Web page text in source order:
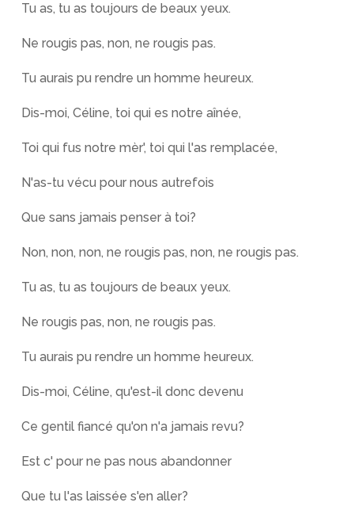
Tu as, tu as toujours de beaux yeux.
Ne rougis pas, non, ne rougis pas.
Tu aurais pu rendre un homme heureux.
Dis-moi, Céline, toi qui es notre aînée,
Toi qui fus notre mèr', toi qui l'as remplacée,
N'as-tu vécu pour nous autrefois
Que sans jamais penser à toi?
Non, non, non, ne rougis pas, non, ne rougis pas.
Tu as, tu as toujours de beaux yeux.
Ne rougis pas, non, ne rougis pas.
Tu aurais pu rendre un homme heureux.
Dis-moi, Céline, qu'est-il donc devenu
Ce gentil fiancé qu'on n'a jamais revu?
Est c' pour ne pas nous abandonner
Que tu l'as laissée s'en aller?